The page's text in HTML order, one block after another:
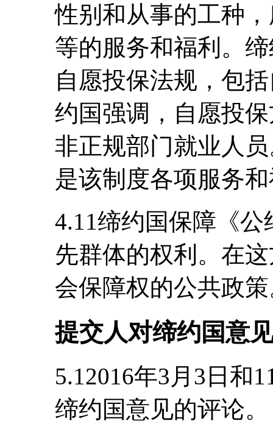
性别和从事的工种
等的服务和福利。
自愿投保法规，包
约国强调，自愿投
非正规部门就业人
是该制度各项服务
4.11缔约国保障《
先群体的权利。在
会保障权的公共政
提交人对缔约国意
5.12016年3月3日和
缔约国意见的评论。